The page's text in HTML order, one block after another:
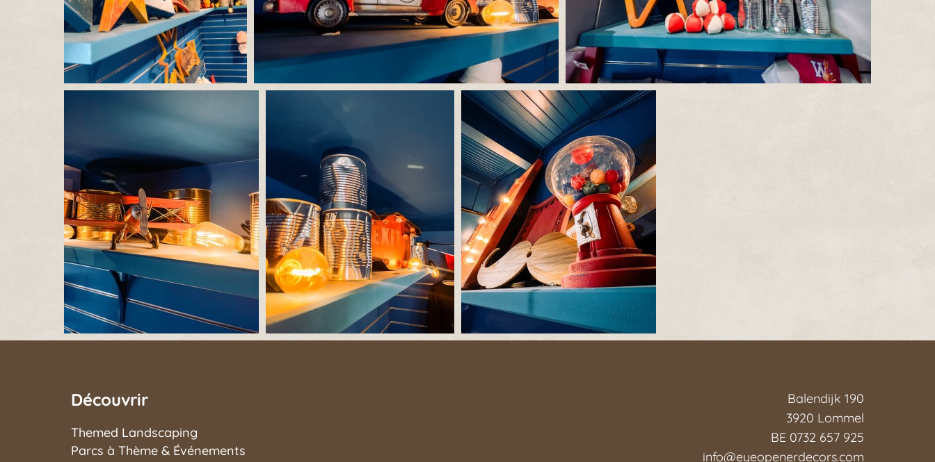
Découvrir
Themed Landscaping
Parcs à Thème & Événements
Balendijk 190
3920 Lommel
BE 0732 657 925
info@eyeopenerdecors.com